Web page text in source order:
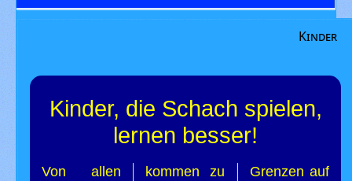
Kinder
Kinder, die Schach spielen,
lernen besser!
Von allen
kommen zu
Grenzen auf